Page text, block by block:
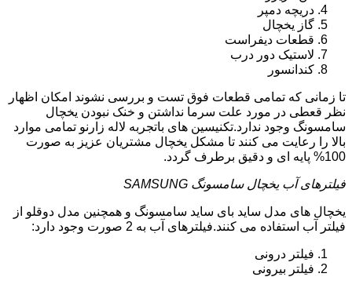
دریچه دمپر
گاز یخچال
قطعات دیفراست
لاستیک دور درب
کندانسور
تا زمانی که تمامی قطعات فوق تست و بررسی نشوند امکان اظهار
نظر قعطی در مورد علت سرما نداشتن و خنک نبودن یخچال
سامسونگ وجود ندارد.تکنیسین های باتجربه لاله زارنو تمامی موارد
بالا را رعایت می کنند تا مشکل یخچال مشتریان عزیز به صورت
100% پایه ای و دقیق برطرف گردد.
فیلترهای آب یخچال سامسونگ SAMSUNG
یخچال های مدل ساید بای ساید سامسونگ و همچنین مدل دوقلو از
فیلتر آب استفاده می کنند.فیلترهای آب به 2 صورت وجود دارد:
فیلتر درونی
فیلتر بیرونی